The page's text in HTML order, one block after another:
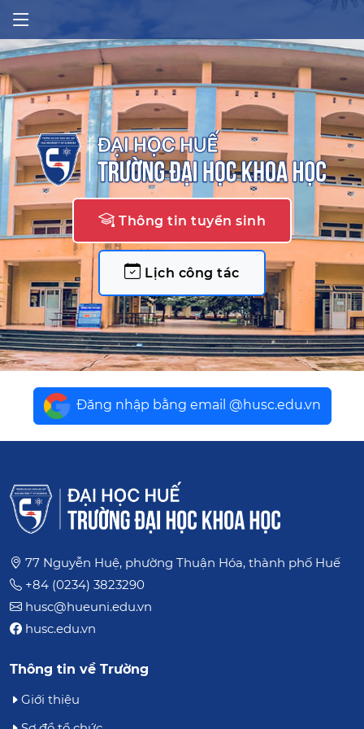
Thông tin tuyển sinh
Lịch công tác
Đăng nhập bằng email @husc.edu.vn
77 Nguyễn Huệ, phường Thuận Hóa, thành phố Huế
+84 (0234) 3823290
husc@hueuni.edu.vn
husc.edu.vn
Thông tin về Trường
Giới thiệu